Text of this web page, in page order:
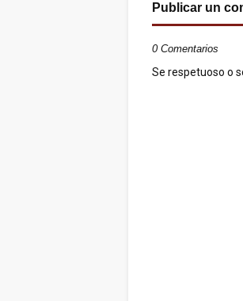
Publicar un
0 Comentarios
Se respetuoso o